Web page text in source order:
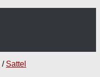
/ Sattel